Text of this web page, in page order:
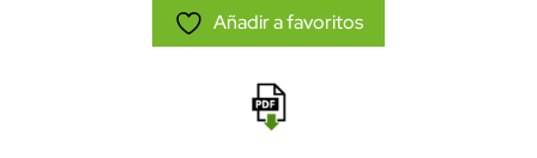
Añadir a favoritos